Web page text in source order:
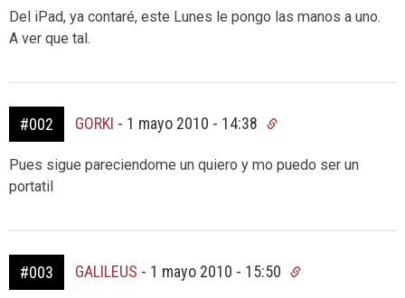
Del iPad, ya contaré, este Lunes le pongo las manos a uno.
A ver que tal.
#002 GORKI - 1 mayo 2010 - 14:38
Pues sigue pareciendome un quiero y mo puedo ser un
portatil
#003 GALILEUS - 1 mayo 2010 - 15:50